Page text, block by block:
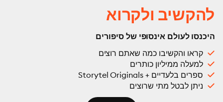
להקשיב ולקרוא
היכנסו לעולם אינסופי של סיפורים
קראו והקשיבו כמה שאתם רוצים
למעלה ממיליון כותרים
ספרים בלעדיים + Storytel Originals
ניתן לבטל מתי שרוצים